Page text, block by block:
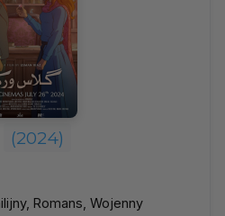
(2024)
Romans, Wojenny